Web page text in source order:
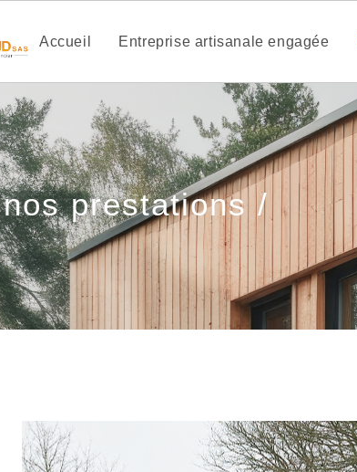
Accueil Entreprise artisanale engagée
nos prestations /